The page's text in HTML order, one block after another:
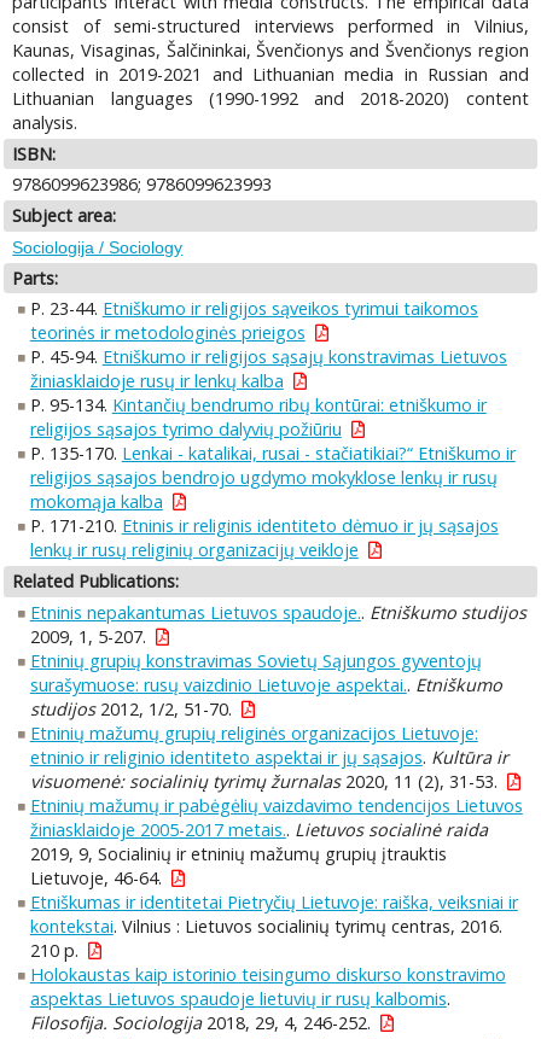
consist of semi-structured interviews performed in Vilnius,
Kaunas, Visaginas, Šalčininkai, Švenčionys and Švenčionys region
collected in 2019-2021 and Lithuanian media in Russian and
Lithuanian languages (1990-1992 and 2018-2020) content
analysis.
ISBN:
9786099623986; 9786099623993
Subject area:
Sociologija / Sociology
Parts:
P. 23-44. Etniškumo ir religijos sąveikos tyrimui taikomos
teorinės ir metodologinės prieigos
P. 45-94. Etniškumo ir religijos sąsajų konstravimas Lietuvos
žiniasklaidoje rusų ir lenkų kalba
P. 95-134. Kintančių bendrumo ribų kontūrai: etniškumo ir
religijos sąsajos tyrimo dalyvių požiūriu
P. 135-170. Lenkai - katalikai, rusai - stačiatikiai?“ Etniškumo ir
religijos sąsajos bendrojo ugdymo mokyklose lenkų ir rusų
mokomąja kalba
P. 171-210. Etninis ir religinis identiteto dėmuo ir jų sąsajos
lenkų ir rusų religinių organizacijų veikloje
Related Publications:
Etninis nepakantumas Lietuvos spaudoje.. Etniškumo studijos
2009, 1, 5-207.
Etninių grupių konstravimas Sovietų Sąjungos gyventojų
surašymuose: rusų vaizdinio Lietuvoje aspektai.. Etniškumo
studijos2012, 1/2, 51-70.
Etninių mažumų grupių religinės organizacijos Lietuvoje:
etninio ir religinio identiteto aspektai ir jų sąsajos. Kultūra ir
visuomenė: socialinių tyrimų žurnalas2020, 11 (2), 31-53.
Etninių mažumų ir pabėgėlių vaizdavimo tendencijos Lietuvos
žiniasklaidoje 2005-2017 metais.. Lietuvos socialinė raida
2019, 9, Socialinių ir etninių mažumų grupių įtrauktis
Lietuvoje, 46-64.
Etniškumas ir identitetai Pietryčių Lietuvoje: raiška, veiksniai ir
kontekstai. Vilnius : Lietuvos socialinių tyrimų centras, 2016.
210 p.
Holokaustas kaip istorinio teisingumo diskurso konstravimo
aspektas Lietuvos spaudoje lietuvių ir rusų kalbomis.
Filosofija. Sociologija2018, 29, 4, 246-252.